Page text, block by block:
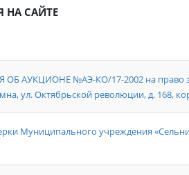
НА САЙТЕ
АУКЦИОНЕ №АЭ-КО/17-2002 на право
ул. Октябрьской революции, д. 168,
Муниципального учреждения